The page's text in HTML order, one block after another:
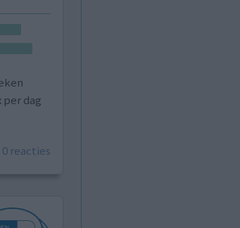
per dag
0 reacties